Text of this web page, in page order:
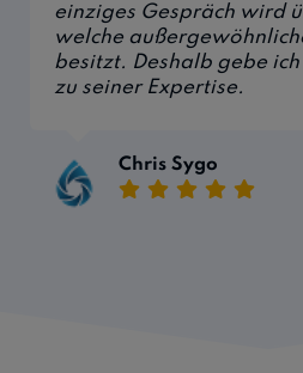
einziges Gespräch wird
welche
besitzt. Deshalb gebe
zu seiner Expertise.
Chris Sygo